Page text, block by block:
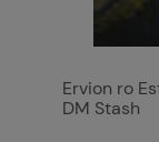
Ervion ro
DM Stash